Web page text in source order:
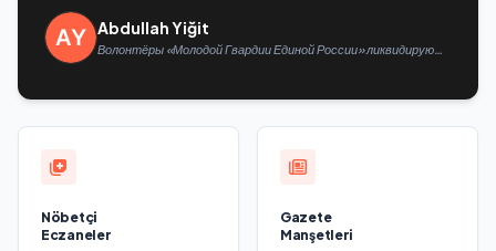
Abdullah Yiğit
Волонтёры «Молодой Гвардии Единой России» ликвидируют
Nöbetçi
Eczaneler
Gazete
Manşetleri